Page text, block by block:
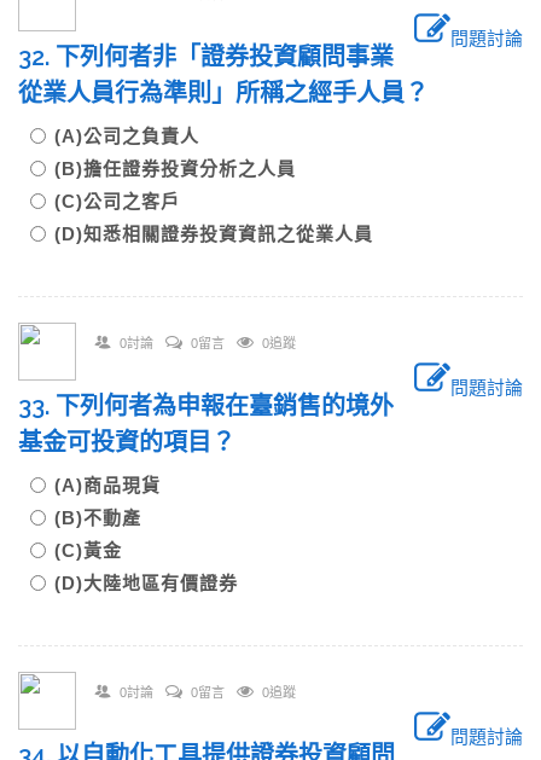
問題討論
32. 下列何者非「證券投資顧問事業
從業人員行為準則」所稱之經手人員？
(A)公司之負責人
(B)擔任證券投資分析之人員
(C)公司之客戶
(D)知悉相關證券投資資訊之從業人員
0討論 0留言 0追蹤
問題討論
33. 下列何者為申報在臺銷售的境外
基金可投資的項目？
(A)商品現貨
(B)不動產
(C)黃金
(D)大陸地區有價證券
0討論 0留言 0追蹤
問題討論